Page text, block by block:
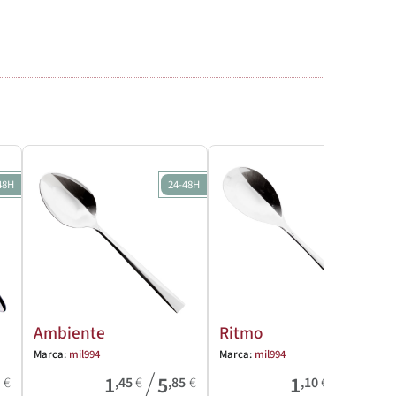
€
24-48H
Ambiente
Marca: mil994
1,45€/5,85€
Ritmo
Marca: mil994
1,10€